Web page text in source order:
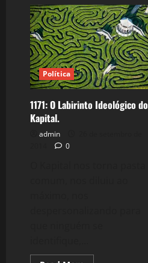
Devemos
enfrentar
os
nossos
Monstros?
Política
1171: O Labirinto Ideológico do
Kapital.
admin
0